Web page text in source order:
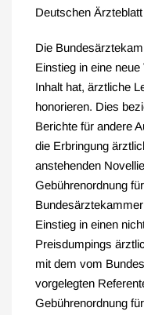
Deutschen
Die
Einstieg in eine
Inhalt hat, ärztliche
honorieren. Dies
Berichte für andere
die Erbringung
anstehenden
Gebührenordnung
Einstieg in einen
Preisdumpings
mit dem vom
vorgelegten
Gebührenordnung